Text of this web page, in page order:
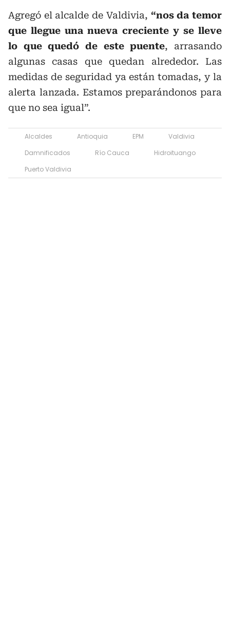
Agregó el alcalde de Valdivia, “nos da temor
que llegue una nueva creciente y se lleve
lo que quedó de este puente, arrasando
algunas casas que quedan alrededor. Las
medidas de seguridad ya están tomadas, y la
alerta lanzada. Estamos preparándonos para
que no sea igual”.
Alcaldes Antioquia EPM
Valdivia
Damnificados
Río Cauca
Hidroituango
Puerto Valdivia